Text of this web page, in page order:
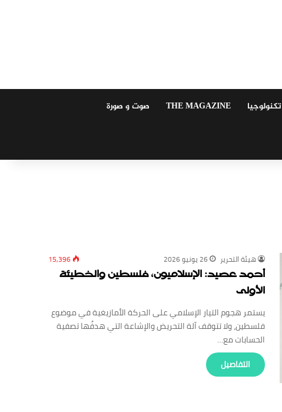
‏تكنولوجيا THE MAGAZINE صوت و صورة
‏هيئة ‏التحرير 26 يونيو 2026 15,396
أحمد عصيد: الإسلاميون، فلسطين والخطيئة
الأولى
يستمر هجوم التيار الإسلامي على الحركة الأمازيغية في موضوع
فلسطين، ولا تتوقف آلة التحريض والإشاعة التي هدفُها تصفية
الحسابات مع…
‏التفاصيل